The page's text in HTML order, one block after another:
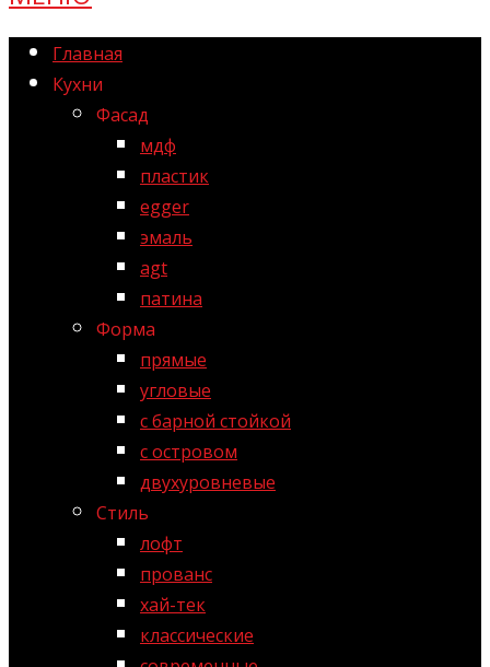
Главная
Кухни
Фасад
мдф
пластик
egger
эмаль
agt
патина
Форма
прямые
угловые
с барной стойкой
с островом
двухуровневые
Стиль
лофт
прованс
хай-тек
классические